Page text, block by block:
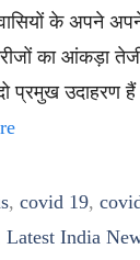
के अपने
मरीजों का आंकड़ा
प्रमुख उदाहरण
, covid 19,
Latest India